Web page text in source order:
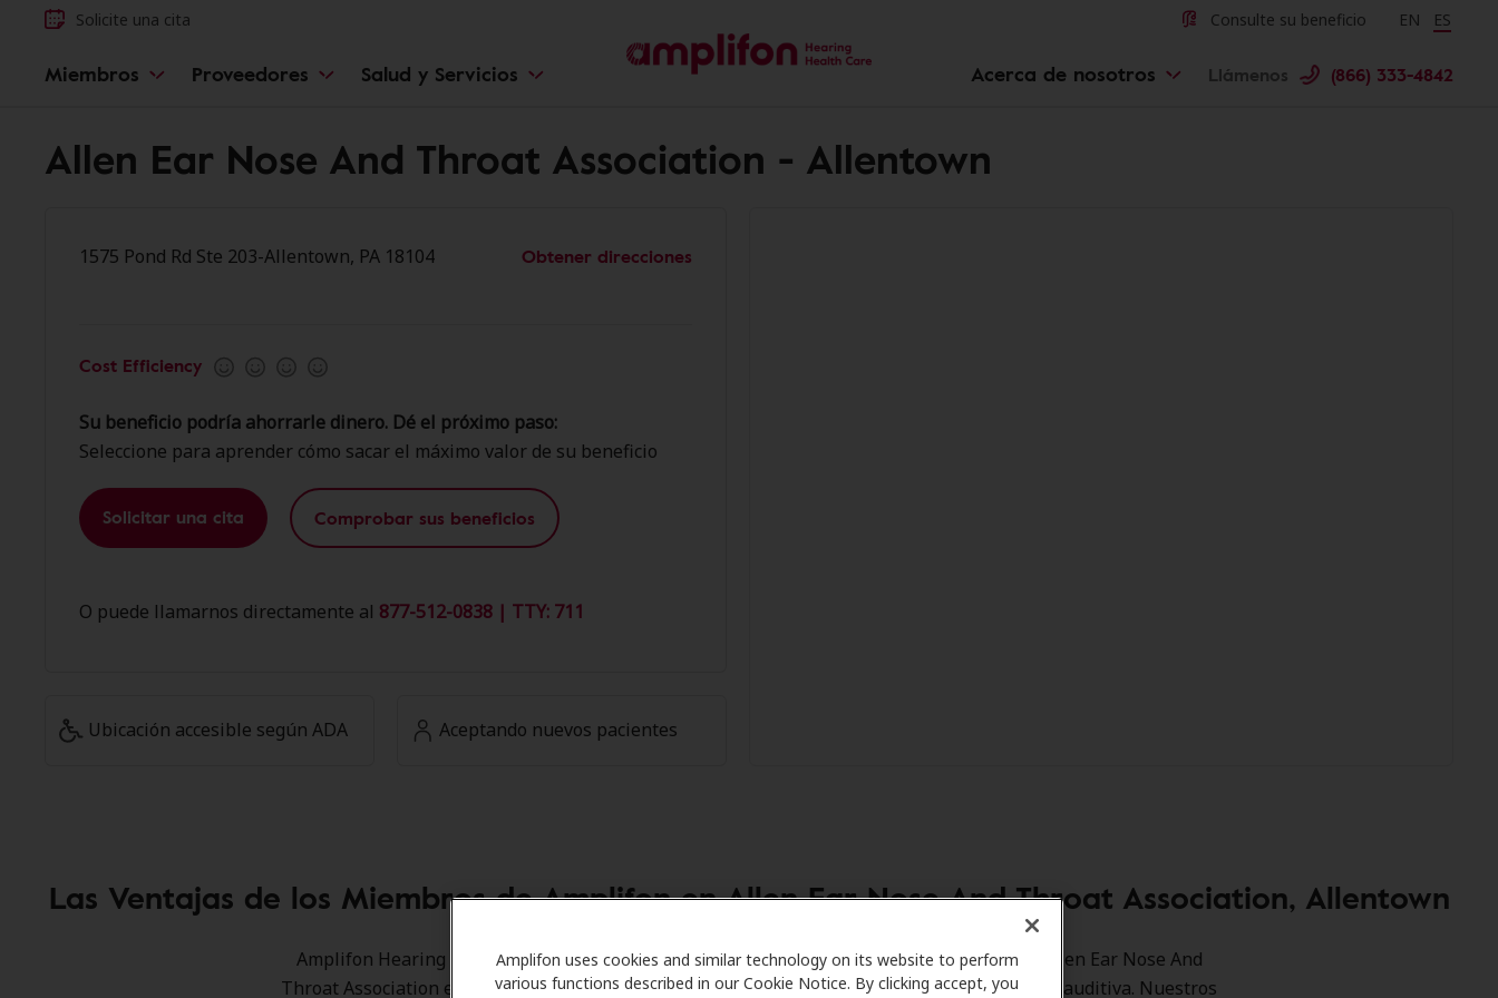
Amplifon uses cookies and similar technology on its website to perform
various functions described in our Cookie Notice. By clicking accept, you
Solicite una cita Consulte su beneficio Change
EN ES
Miembros Proveedores Salud y Servicios Acerca de nosotros Llámenos (866) 333-4842
Allen Ear Nose And Throat Association - Allentown
1575 Pond Rd Ste 203-Allentown, PA 18104 Obtener direcciones
Cost Efficiency
Su beneficio podría ahorrarle dinero. Dé el próximo paso:
Seleccione para aprender cómo sacar el máximo valor de su beneficio
Solicitar una cita Comprobar sus beneficios
O puede llamarnos directamente al 877-512-0838 | TTY: 711
Ubicación accesible según ADA Aceptando nuevos pacientes
Las Ventajas de los Miembros de Amplifon en Allen Ear Nose And Throat Association, Allentown
Amplifon Hearing Health Care se asocia con muchos planes de beneficios y clínicas como Allen Ear Nose And
Throat Association en Allentown para ofrecer descuentos especiales en audífonos y atención auditiva. Nuestros